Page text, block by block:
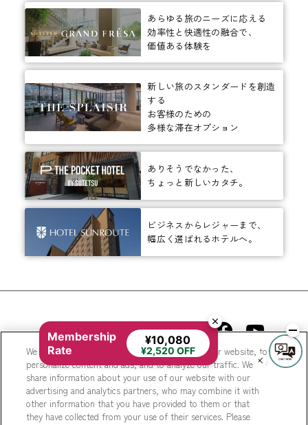
あらゆる旅のニーズに応える
効率性と快適性の融合で、
価値ある体験を
新しい旅のスタンダードを創造
する
お客様のための
多様な滞在オプション
ありそうでなかった、
ちょっと新しいカタチ。
ビジネスからレジャーまで、
幅広く選ばれるホテルへ。
相鉄ホテルズ 公式SNS
© Sotetsu Hotel Management CO., LTD.
We use cookies to improve your experience on our website, to
personalize content and ads, and to analyze our traffic. We
share information about your use of our website with our
advertising and analytics partners, who may combine it with
other information that you have provided to them or that
they have collected from your use of their services. Please
Membership
Rate
¥10,080
¥2,520 OFF